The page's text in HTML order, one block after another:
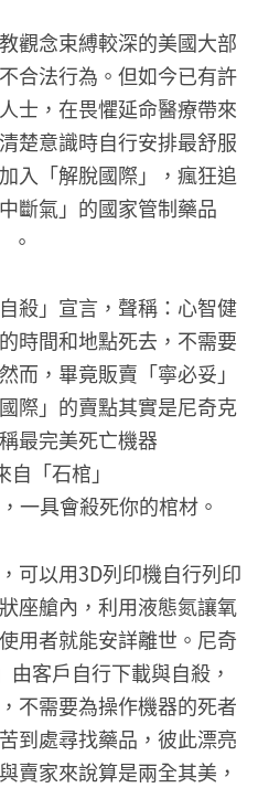
觀念束縛較深的美國大部
合法行為。但如今已有許
士，在畏懼延命醫療帶來
楚意識時自行安排最舒服
入「解脫國際」，瘋狂追
斷氣」的國家管制藥品
。
殺」宣言，聲稱：心智健
時間和地點死去，不需要
而，畢竟販賣「寧必妥」
際」的賣點其實是尼奇克
最完美死亡機器
「石棺」
一具會殺死你的棺材。
可以用3D列印機自行列印
座艙內，利用液態氮讓氧
用者就能安詳離世。尼奇
客戶自行下載與自殺，
不需要為操作機器的死者
到處尋找藥品，彼此漂亮
家來說算是兩全其美，